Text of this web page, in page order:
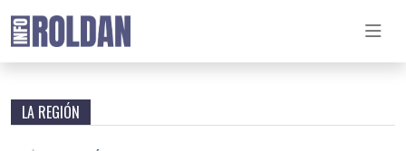
LA REGIÓN